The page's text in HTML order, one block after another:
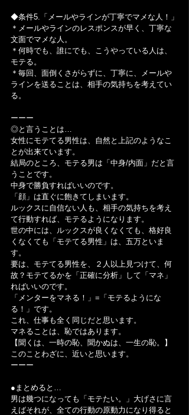
◆条件5.「メールやラインが丁寧でマメな人！」
＊メールやラインのレスポンスが早く、丁寧な
文面でマメな人。
＊何時でも、誰にでも、こうやっている人は、
モテる。
＊毎回、面倒くさがらずに、丁寧に、メールや
ラインを送ることは、相手の気持ちを考えてい
る。
ーーー
◎と言うことは…
女性にモテてる男性は、自然と上記のようなこ
とが出来ています。
結局のところ、モテる男は「中身/内面」だと言
うことです。
中身で勝負すればいいのです。
「顔」は直ぐに飽きてしまいます。
ルックスに自信ない人も、相手の気持ちを考え
て行動すれば、モテるようになります。
世の中には、ルックスが良くなくても、格好良
くなくても「モテてる男性」は、五万といま
す。
要は、モテてる男性を、２人以上見つけて、何
故？モテてるかを「正確に分析」して「マネ」
ればいいのです。
「メンターをマネる！」=「モテるようにな
る！」です。
これ、仕事も全く同じだと思います。
マネることは、恥ではあります。
【聞くは、一時の恥、聞かぬは、一生の恥。】
このことわざに、近いと思います。
ーーー
●まとめると…
男は幾つになっても「モテたい。」大げさに言
えばそれが、全ての行動の原動力になり得ると